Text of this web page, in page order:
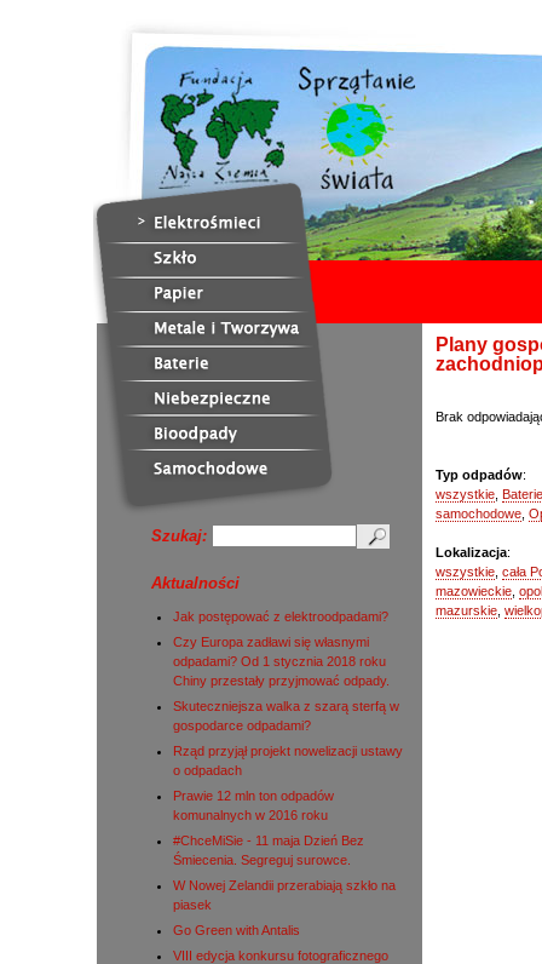
Szukaj:
Aktualności
Jak postępować z elektroodpadami?
Czy Europa zadławi się własnymi
odpadami? Od 1 stycznia 2018 roku
Chiny przestały przyjmować odpady.
Skuteczniejsza walka z szarą sterfą w
gospodarce odpadami?
Rząd przyjął projekt nowelizacji ustawy
o odpadach
Prawie 12 mln ton odpadów
komunalnych w 2016 roku
#ChceMiSie - 11 maja Dzień Bez
Śmiecenia. Segreguj surowce.
W Nowej Zelandii przerabiają szkło na
piasek
Go Green with Antalis
VIII edycja konkursu fotograficznego
Plany
Brak
Typ odpadów:
wszystkie Baterie
samochodowe
Lokalizacja:
wszystkie cała
mazowieckie
mazurskie